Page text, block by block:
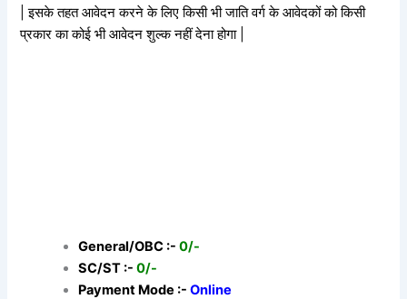
| इसके तहत आवेदन करने के लिए किसी भी जाति वर्ग के आवेदकों को किसी
प्रकार का कोई भी आवेदन शुल्क नहीं देना होगा |
General/OBC :-0/-
SC/ST :-0/-
Payment Mode :-Online